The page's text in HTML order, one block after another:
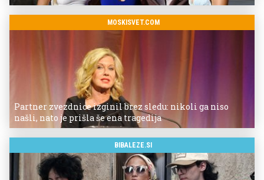
MOSKISVET.COM
Partner zvezdnice izginil brez sledu: nikoli ga niso
našli, nato je prišla še ena tragedija
BIBALEZE.SI